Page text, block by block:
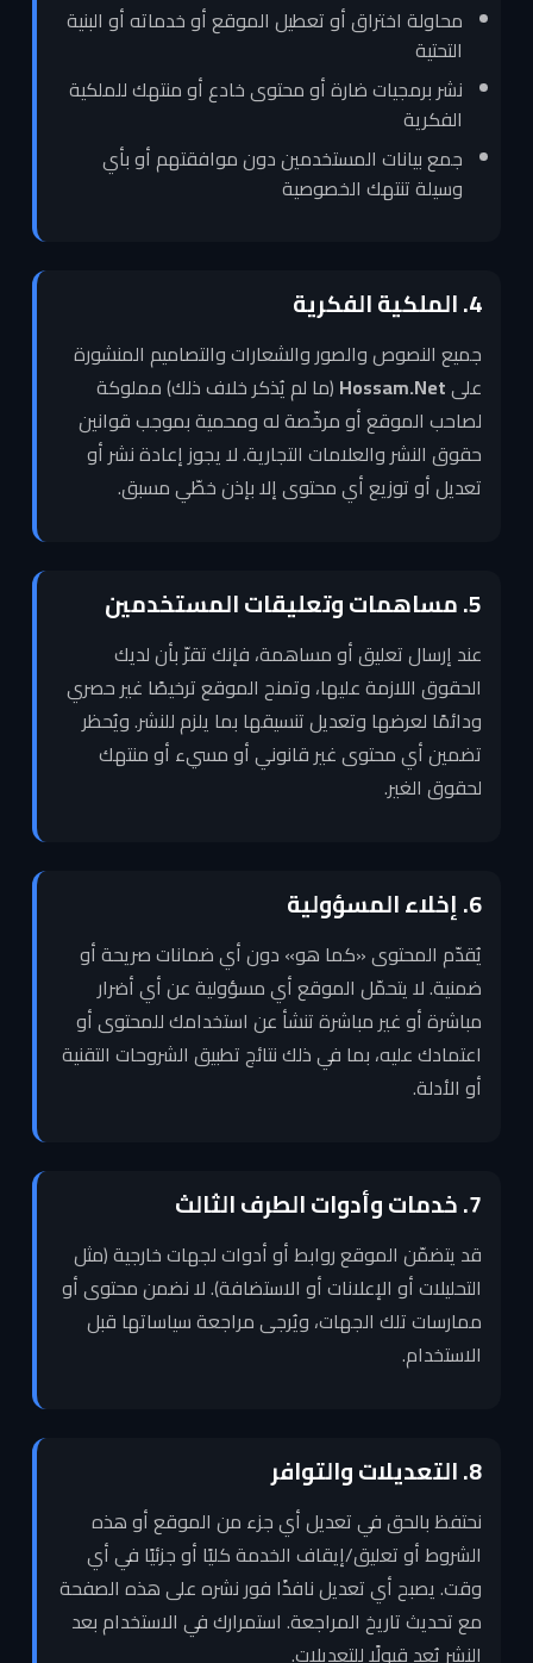
محاولة اختراق أو تعطيل الموقع أو خدماته أو البنية
التحتية
نشر برمجيات ضارة أو محتوى خادع أو منتهك للملكية
الفكرية
جمع بيانات المستخدمين دون موافقتهم أو بأي
وسيلة تنتهك الخصوصية
4. الملكية الفكرية
جميع النصوص والصور والشعارات والتصاميم المنشورة
علىHossam.Net (ما لم يُذكر خلاف ذلك) مملوكة
لصاحب الموقع أو مرخّصة له ومحمية بموجب قوانين
حقوق النشر والعلامات التجارية. لا يجوز إعادة نشر أو
تعديل أو توزيع أي محتوى إلا بإذن خطّي مسبق.
5. مساهمات وتعليقات المستخدمين
عند إرسال تعليق أو مساهمة، فإنك تقرّ بأن لديك
الحقوق اللازمة عليها، وتمنح الموقع ترخيصًا غير حصري
ودائمًا لعرضها وتعديل تنسيقها بما يلزم للنشر. ويُحظر
تضمين أي محتوى غير قانوني أو مسيء أو منتهك
لحقوق الغير.
6. إخلاء المسؤولية
يُقدّم المحتوى «كما هو» دون أي ضمانات صريحة أو
ضمنية. لا يتحمّل الموقع أي مسؤولية عن أي أضرار
مباشرة أو غير مباشرة تنشأ عن استخدامك للمحتوى أو
اعتمادك عليه، بما في ذلك نتائج تطبيق الشروحات التقنية
أو الأدلة.
7. خدمات وأدوات الطرف الثالث
قد يتضمّن الموقع روابط أو أدوات لجهات خارجية (مثل
التحليلات أو الإعلانات أو الاستضافة). لا نضمن محتوى أو
ممارسات تلك الجهات، ويُرجى مراجعة سياساتها قبل
الاستخدام.
8. التعديلات والتوافر
نحتفظ بالحق في تعديل أي جزء من الموقع أو هذه
الشروط أو تعليق/إيقاف الخدمة كليًا أو جزئيًا في أي
وقت. يصبح أي تعديل نافذًا فور نشره على هذه الصفحة
مع تحديث تاريخ المراجعة. استمرارك في الاستخدام بعد
النشر يُعد قبولًا للتعديلات.